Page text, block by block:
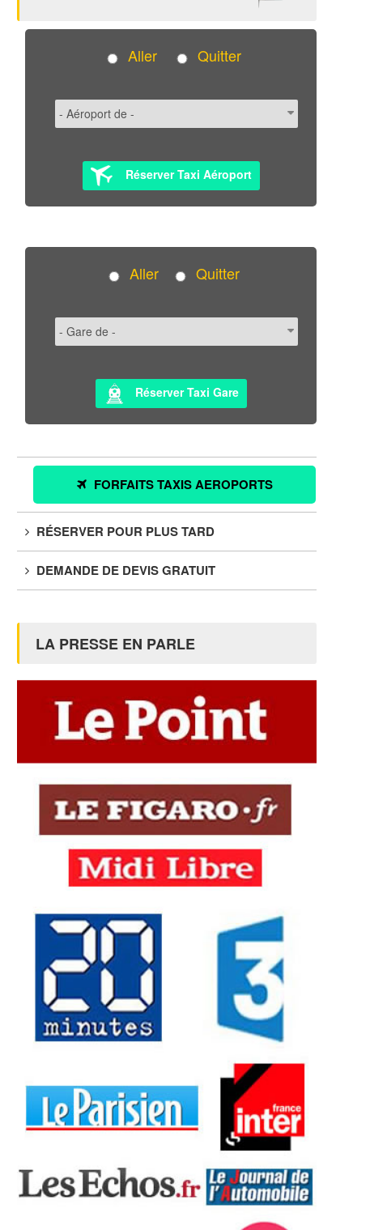
Aller Quitter
Réserver Taxi Aéroport
Aller Quitter
Réserver Taxi Gare
FORFAITS TAXIS AEROPORTS
RÉSERVER POUR PLUS TARD
DEMANDE DE DEVIS GRATUIT
LA PRESSE EN PARLE